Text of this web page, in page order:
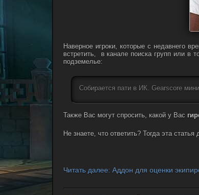
Наверное игроки, которые с недавнего
встретить, в канале поиска групп или в
подземелье:
Собирается пати в ИК. Gearscore
Также Вас могут спросить, какой у Вас
Не знаете, что ответить? Тогда эта статья
Читать далее: Аддон для оценки